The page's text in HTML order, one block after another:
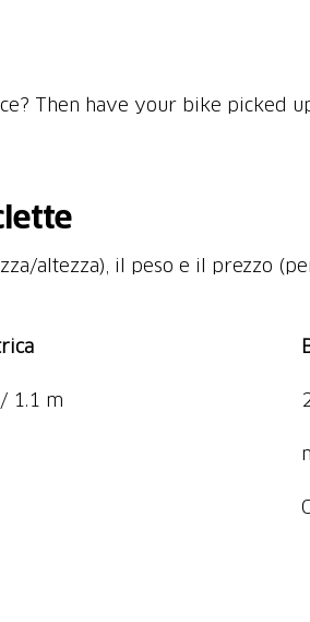
Then have your bike picked
altezza), il peso e il prezzo
1.1 m